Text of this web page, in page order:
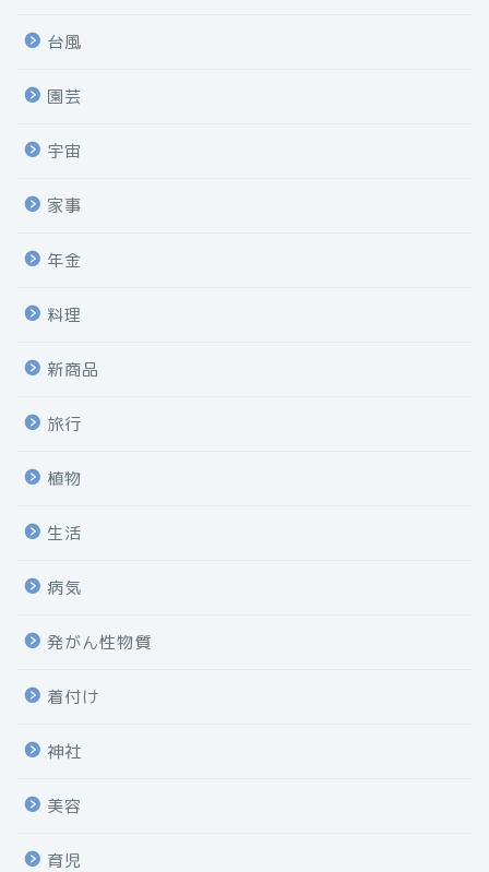
台風
園芸
宇宙
家事
年金
料理
新商品
旅行
植物
生活
病気
発がん性物質
着付け
神社
美容
育児